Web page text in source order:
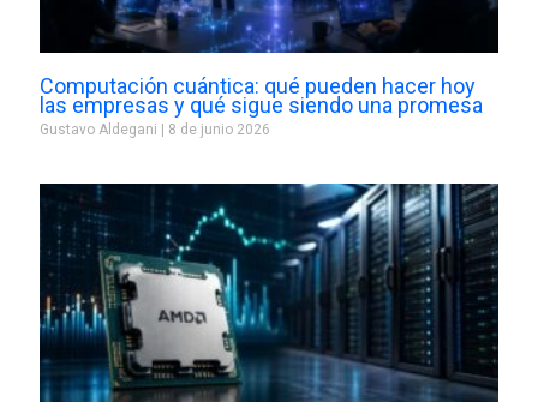
Computación cuántica: qué pueden hacer hoy
las empresas y qué sigue siendo una promesa
Gustavo Aldegani 8 de junio 2026